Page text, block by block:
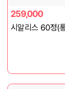
259,000
시알리스 60정(